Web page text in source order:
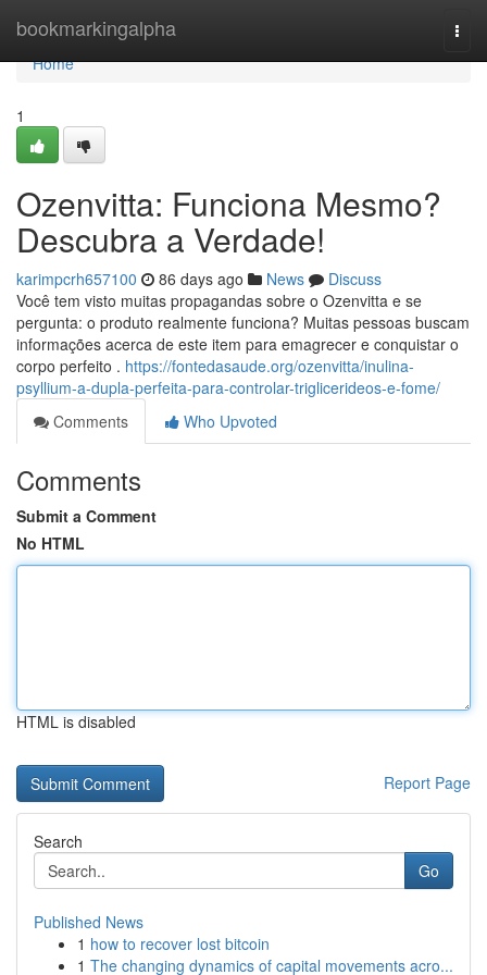
bookmarkingalpha
Home
Home
1
Ozenvitta: Funciona Mesmo?
Descubra a Verdade!
karimpcrh657100 86 days ago News
Discuss
Você tem visto muitas propagandas sobre o Ozenvitta e se
pergunta: o produto realmente funciona? Muitas pessoas buscam
informações acerca de este item para emagrecer e conquistar o
corpo perfeito . https://fontedasaude.org/ozenvitta/inulina-
psyllium-a-dupla-perfeita-para-controlar-triglicerideos-e-fome/
Comments
Who Upvoted
Comments
Submit a Comment
No HTML
HTML is disabled
Report Page
Search
Go
Published News
1 how to recover lost bitcoin
1 The changing dynamics of capital movements acro...